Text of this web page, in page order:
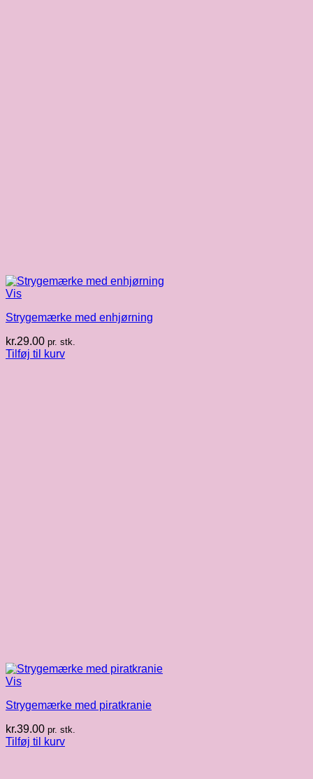
Vis
Strygemærke med enhjørning
kr.29.00 pr. stk.
Tilføj til kurv
Vis
Strygemærke med piratkranie
kr.39.00 pr. stk.
Tilføj til kurv